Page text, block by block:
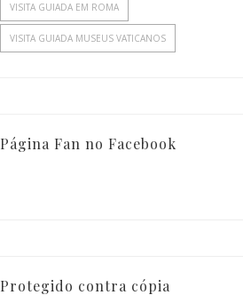
VISITA GUIADA EM ROMA
VISITA GUIADA MUSEUS VATICANOS
Página Fan no Facebook
Protegido contra cópia